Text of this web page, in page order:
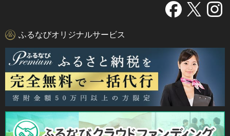
ふるなびオリジナルサービス